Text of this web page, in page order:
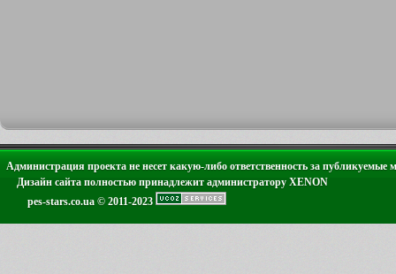
Администрация проекта не несет какую-либо ответственность за публикуемые
Дизайн сайта полностью принадлежит администратору XENON
pes-stars.co.ua © 2011-2023